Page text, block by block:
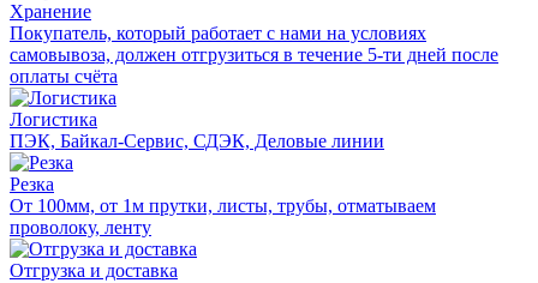
Хранение
Покупатель, который работает с нами на условиях
самовывоза, должен отгрузиться в течение 5-ти дней после
оплаты счёта
Логистика
ПЭК, Байкал-Сервис, СДЭК, Деловые линии
Резка
От 100мм, от 1м прутки, листы, трубы, отматываем
проволоку, ленту
Отгрузка и доставка